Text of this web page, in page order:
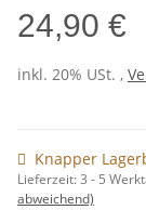
24,90 €
inkl. 20% USt. ,
Knapper
Lieferzeit:3 - 5
abweichend)